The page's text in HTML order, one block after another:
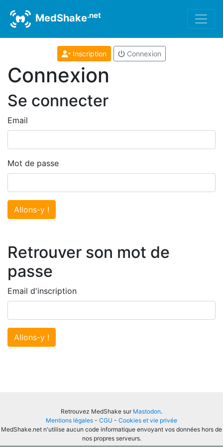
MedShake.net
Inscription Connexion
Connexion
Se connecter
Email
Mot de passe
Allons-y !
Retrouver son mot de
passe
Email d'inscription
Allons-y !
Retrouvez MedShake sur Mastodon.
Mentions légales - CGU - Cookies et vie privée
MedShake.net n'utilise aucun code informatique envoyant vos données hors de
nos propres serveurs.